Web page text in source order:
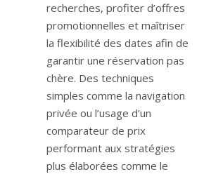
recherches, profiter d’offres
promotionnelles et maîtriser
la flexibilité des dates afin de
garantir une réservation pas
chère. Des techniques
simples comme la navigation
privée ou l’usage d’un
comparateur de prix
performant aux stratégies
plus élaborées comme le